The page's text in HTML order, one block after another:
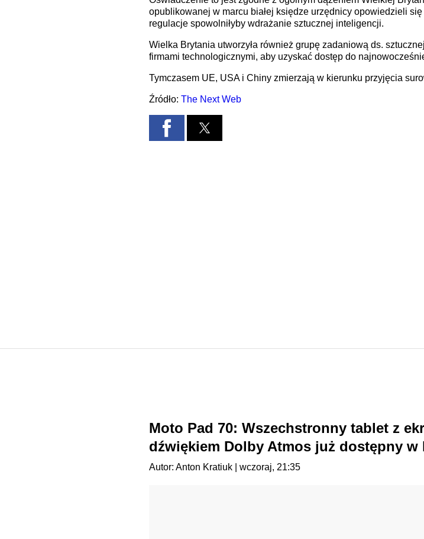
opublikowanej w marcu białej księdze urzędnicy opowiedzieli
regulacje spowolniłyby wdrażanie sztucznej inteligencji.
Wielka Brytania utworzyła również grupę zadaniową ds.
firmami technologicznymi, aby uzyskać dostęp do
Tymczasem UE, USA i Chiny zmierzają w kierunku przyjęcia
Źródło: The Next Web